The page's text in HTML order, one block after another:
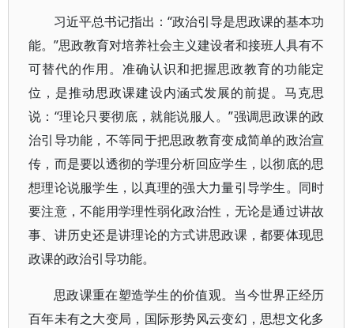
习近平总书记指出：“政治引导是思政课的基本功
能。”思政教育对培养社会主义建设者和接班人具有不
可替代的作用。准确认识和把握思政教育的功能定
位，是推动思政课建设内涵式发展的前提。马克思
说：“理论只要彻底，就能说服人。”强调思政课的政
治引导功能，不等同于把思政教育变成简单的政治宣
传，而是要以透彻的学理分析回应学生，以彻底的思
想理论说服学生，以真理的强大力量引导学生。同时
要注意，不能用学理性弱化政治性，无论是通过讲故
事、讲历史还是讲理论的方式讲思政课，都要体现思
政课的政治引导功能。
思政课重在塑造学生的价值观。当今世界正经历
百年未有之大变局，国际形势风云变幻，思想文化多